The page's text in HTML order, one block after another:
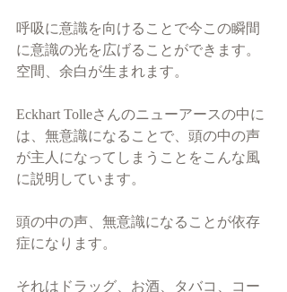
呼吸に意識を向けることで今この瞬間
に意識の光を広げることができます。
空間、余白が生まれます。
Eckhart Tolleさんのニューアースの中に
は、無意識になることで、頭の中の声
が主人になってしまうことをこんな風
に説明しています。
頭の中の声、無意識になることが依存
症になります。
それはドラッグ、お酒、タバコ、コー